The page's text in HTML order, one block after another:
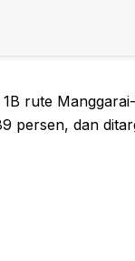
rute
persen, dan